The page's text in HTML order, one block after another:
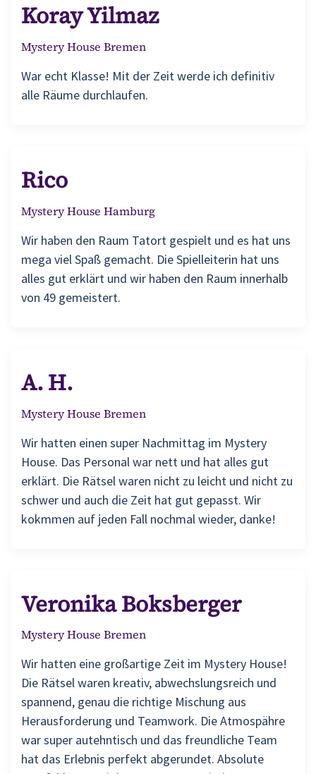
War echt Klasse! Mit der Zeit werde ich definitiv
alle Räume durchlaufen.
Koray Yilmaz
Mystery House Bremen
Wir haben den Raum Tatort gespielt und es hat uns
mega viel Spaß gemacht. Die Spielleiterin hat uns
alles gut erklärt und wir haben den Raum innerhalb
von 49 gemeistert.
Rico
Mystery House Hamburg
Wir hatten einen super Nachmittag im Mystery
House. Das Personal war nett und hat alles gut
erklärt. Die Rätsel waren nicht zu leicht und nicht zu
schwer und auch die Zeit hat gut gepasst. Wir
kokmmen auf jeden Fall nochmal wieder, danke!
A. H.
Mystery House Bremen
Wir hatten eine großartige Zeit im Mystery House!
Die Rätsel waren kreativ, abwechslungsreich und
spannend, genau die richtige Mischung aus
Herausforderung und Teamwork. Die Atmospähre
war super autehntisch und das freundliche Team
hat das Erlebnis perfekt abgerundet. Absolute
Veronika Boksberger
Mystery House Bremen